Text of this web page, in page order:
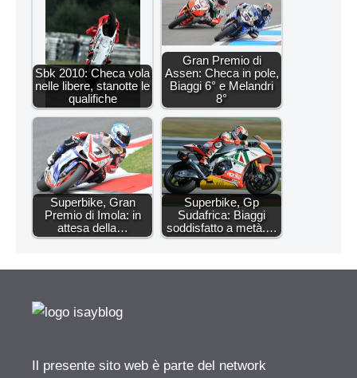
Sbk 2010: Checa vola
nelle libere, stanotte le
qualifiche
Gran Premio di
Assen: Checa in pole,
Biaggi 6° e Melandri
8°
Superbike, Gran
Premio di Imola: in
attesa della…
Superbike, Gp
Sudafrica: Biaggi
soddisfatto a metà.…
Il presente sito web è parte del network